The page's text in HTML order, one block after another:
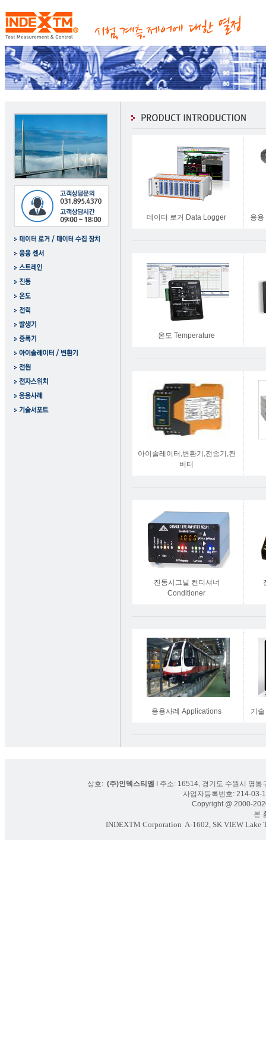
데이터 로거 Data Logger 응
온도 Temperature
아이솔레이터,변환기,전송기,컨
버터
진동시그널 컨디셔너
Conditioner
응용사례 Applications 기
상호: (주)인덱스티엠
I 주소: 16514, 경기도 수원시 영
사업자등록번호: 214-
Copyright @ 2000-
본 홈
INDEXTM Corporation A-1602, SK VIEW Lake